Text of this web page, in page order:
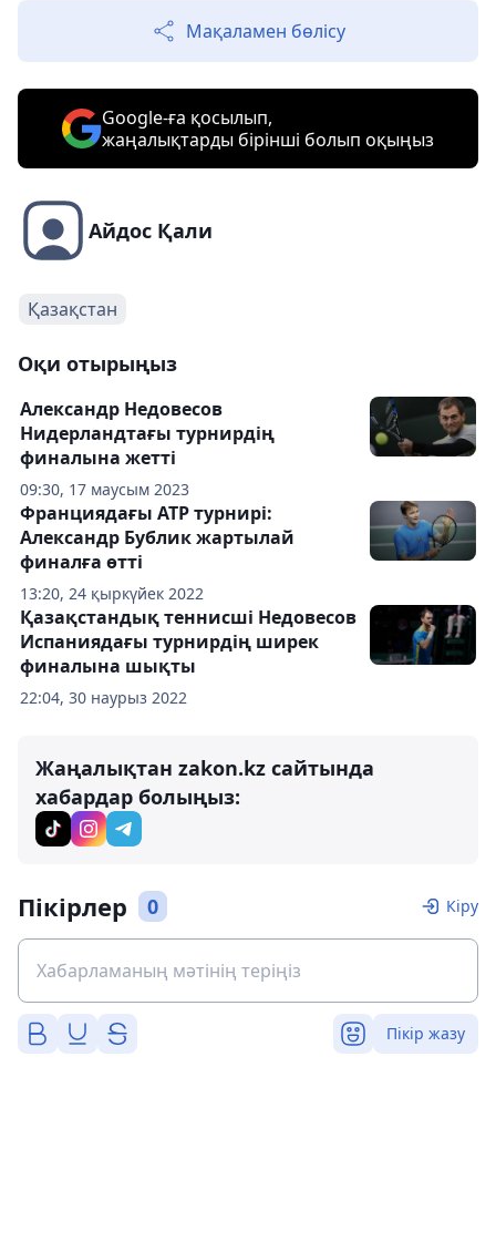
Мақаламен бөлісу
Google-ға қосылып,
жаңалықтарды бірінші болып оқыңыз
Айдос Қали
Қазақстан
Оқи отырыңыз
09:30, 17 маусым 2023
Александр Недовесов
Нидерландтағы турнирдің
финалына жетті
13:20, 24 қыркүйек 2022
Франциядағы АТР турнирі:
Александр Бублик жартылай
финалға өтті
22:04, 30 наурыз 2022
Қазақстандық теннисші Недовесов
Испаниядағы турнирдің ширек
финалына шықты
Жаңалықтан zakon.kz сайтында
хабардар болыңыз:
Пікірлер 0 Кіру
Пікір жазу